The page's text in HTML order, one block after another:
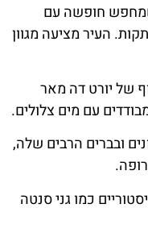
חופשה עם
העיר מציעה מגוון
של יורט דה מאר
עם מים צלולים.
ובברים הרבים שלה,
כמו גני סנטה